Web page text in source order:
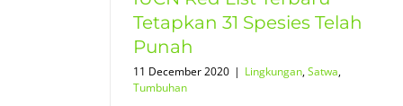
Tetapkan 31 Spesies Telah
Punah
11 December 2020 | Lingkungan,Satwa,
Tumbuhan